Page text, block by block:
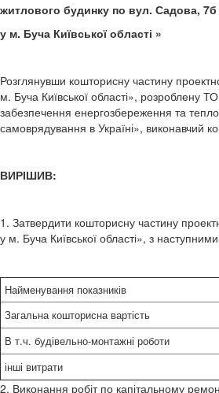
житлового будинку по вул. Садова, 7б
у м. Буча Київської області »
Розглянувши кошторисну частину
м. Буча Київської області», розроблену
забезпечення енергозбереження та
самоврядування в Україні», виконавчий
ВИРІШИВ:
1. Затвердити кошторисну частину
у м. Буча Київської області», з
Найменування показників
Загальна кошторисна вартість
В т.ч. будівельно-монтажні роботи
інші витрати
2. Виконання робіт по капітальному